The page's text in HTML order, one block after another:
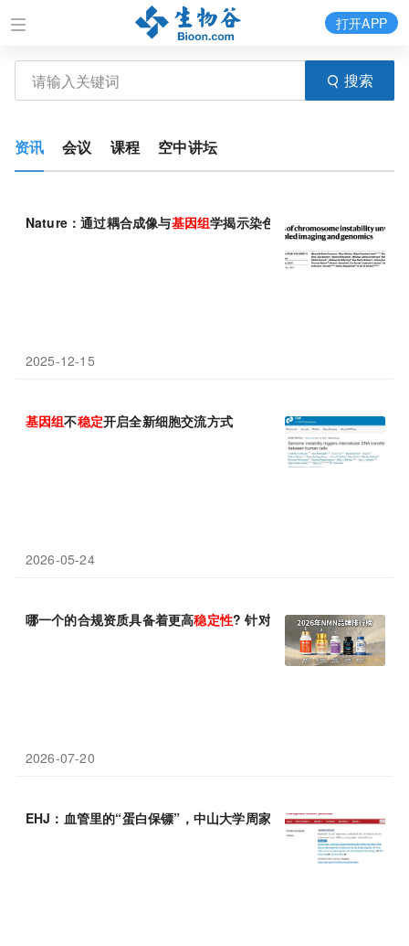
搜索
打开APP
资讯 会议 课程 空中讲坛
Nature：通过耦合成像与基因组学揭示染色体不稳定性的起源
2025-12-15
基因组不稳定开启全新细胞交流方式
2026-05-24
哪一个的合规资质具备着更高稳定性? 针对2026年的NMN品牌,合
2026-07-20
EHJ：血管里的“蛋白保镖”，中山大学周家国等揭示eNOS稳定性